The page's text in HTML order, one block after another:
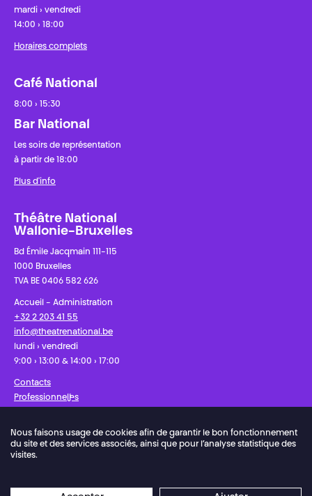
mardi › vendredi
14:00 › 18:00
Horaires complets
Café National
8:00 › 15:30
Bar National
Les soirs de représentation
à partir de 18:00
Plus d'info
Théâtre National
Wallonie-Bruxelles
Bd Émile Jacqmain 111-115
1000 Bruxelles
TVA BE 0406 582 626
Accueil - Administration
+32 2 203 41 55
info@theatrenational.be
lundi › vendredi
9:00 › 13:00 & 14:00 › 17:00
Contacts
Professionnel·les
FacebookInstagramAbonnez-vous à notre newsletter !
Préférences de cookies
Nous faisons usage de cookies afin de garantir le bon fonctionnement
du site et des services associés, ainsi que pour l’analyse statistique des
visites.